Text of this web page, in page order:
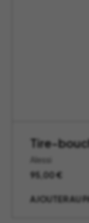
Tire-
Alessi
95,00€
AJOUTER AU